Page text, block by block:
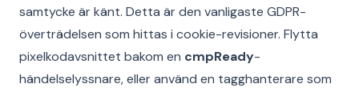
samtycke är känt. Detta är den vanligaste GDPR-
överträdelsen som hittas i cookie-revisioner. Flytta
pixelkodavsnittet bakom en cmpReady-
händelselyssnare, eller använd en tagghanterare som